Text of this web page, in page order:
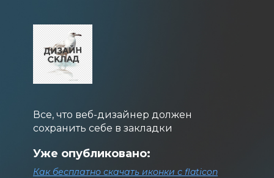
Все, что веб-дизайнер должен
сохранить себе в закладки
Уже опубликовано:
Как бесплатно скачать иконки с flaticon